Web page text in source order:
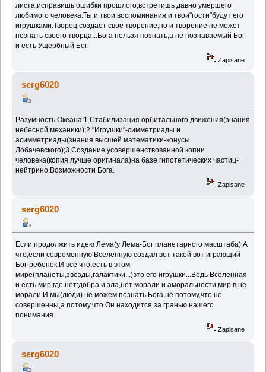
листа,исправишь ошибки прошлого,встретишь давно умершего
любимого человека.Ты и твои воспоминания и твои"гости"будут его
игрушками.Творец создаёт своё творение,но и творение не может
познать своего творца...Бога нельзя познать,а не познаваемый Бог
и есть Ущербный Бог.
Zapisane
serg6020
Разумность Океана:1.Стабилизация орбитального движения(знания
небесной механики);2."Игрушки"-симметриады и
асимметриады(знания высшей математики-конусы
Лобачевского);3.Создание усовершенствованной копии
человека(копия лучше оригинала)на базе гипотетических частиц-
нейтрино.Возможности Бога.
Zapisane
serg6020
Если,продолжить идею Лема(у Лема-Бог планетарного масштаба).А
что,если современную Вселенную создал вот такой вот играющий
Бог-ребёнок.И всё что,есть в этом
мире(планеты,звёзды,галактики...)это его игрушки...Ведь Вселенная
и есть мир,где нет:добра и зла,нет морали и аморальности,мир в не
морали.И мы(люди) не можем познать Бога,не потому,что не
совершенны,а потому,что Он находится за гранью нашего
понимания.
Zapisane
serg6020